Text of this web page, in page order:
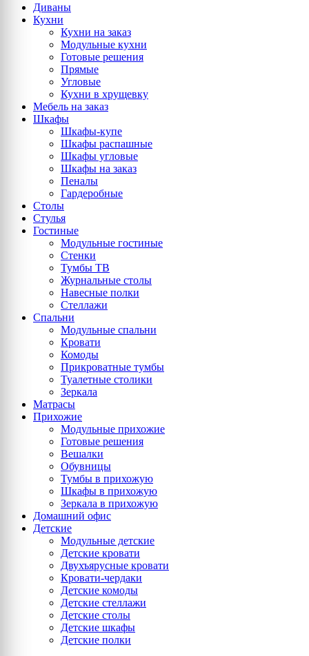
Диваны
Кухни
Кухни на заказ
Модульные кухни
Готовые решения
Прямые
Угловые
Кухни в хрущевку
Мебель на заказ
Шкафы
Шкафы-купе
Шкафы распашные
Шкафы угловые
Шкафы на заказ
Пеналы
Гардеробные
Столы
Стулья
Гостиные
Модульные гостиные
Стенки
Тумбы ТВ
Журнальные столы
Навесные полки
Стеллажи
Спальни
Модульные спальни
Кровати
Комоды
Прикроватные тумбы
Туалетные столики
Зеркала
Матрасы
Прихожие
Модульные прихожие
Готовые решения
Вешалки
Обувницы
Тумбы в прихожую
Шкафы в прихожую
Зеркала в прихожую
Домашний офис
Детские
Модульные детские
Детские кровати
Двухъярусные кровати
Кровати-чердаки
Детские комоды
Детские стеллажи
Детские столы
Детские шкафы
Детские полки